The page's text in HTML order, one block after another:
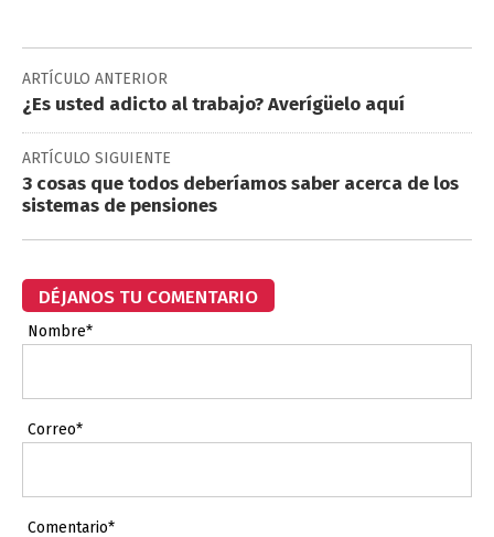
ARTÍCULO ANTERIOR
¿Es usted adicto al trabajo? Averígüelo aquí
ARTÍCULO SIGUIENTE
3 cosas que todos deberíamos saber acerca de los
sistemas de pensiones
DÉJANOS TU COMENTARIO
Nombre*
Correo*
Comentario*